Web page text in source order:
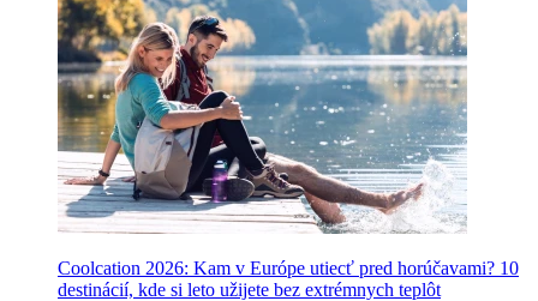
Coolcation 2026: Kam v Európe utiecť pred horúčavami? 10
destinácií, kde si leto užijete bez extrémnych teplôt